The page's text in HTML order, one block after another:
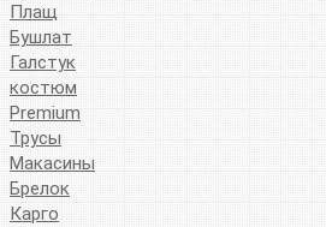
Плащ
Бушлат
Галстук
костюм
Premium
Трусы
Макасины
Брелок
Карго